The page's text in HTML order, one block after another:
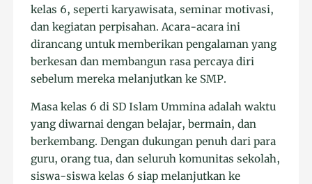
kelas 6, seperti karyawisata, seminar motivasi,
dan kegiatan perpisahan. Acara-acara ini
dirancang untuk memberikan pengalaman yang
berkesan dan membangun rasa percaya diri
sebelum mereka melanjutkan ke SMP.
Masa kelas 6 di SD Islam Ummina adalah waktu
yang diwarnai dengan belajar, bermain, dan
berkembang. Dengan dukungan penuh dari para
guru, orang tua, dan seluruh komunitas sekolah,
siswa-siswa kelas 6 siap melanjutkan ke